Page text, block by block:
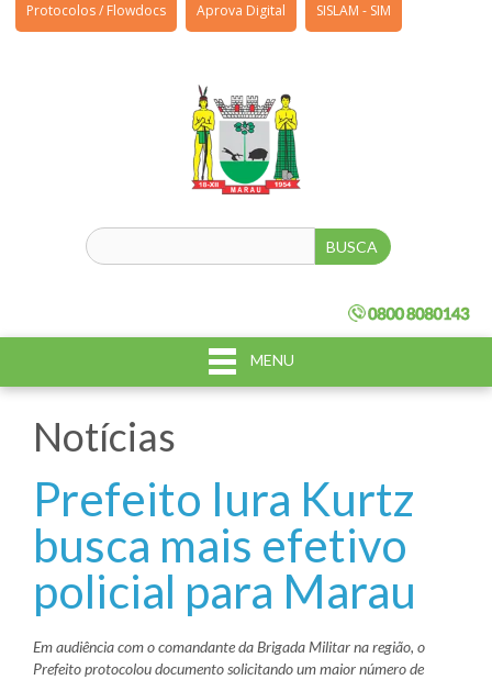
Protocolos / Flowdocs Aprova Digital SISLAM - SIM
MENU
Notícias
Prefeito Iura Kurtz
busca mais efetivo
policial para Marau
Em audiência com o comandante da Brigada Militar na região, o
Prefeito protocolou documento solicitando um maior número de